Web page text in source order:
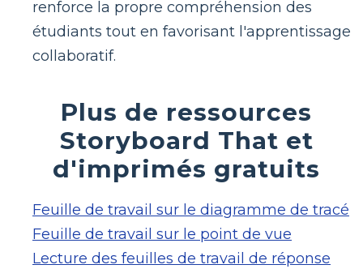
renforce la propre compréhension des
étudiants tout en favorisant l'apprentissage
collaboratif.
Plus de ressources
Storyboard That et
d'imprimés gratuits
Feuille de travail sur le diagramme de tracé
Feuille de travail sur le point de vue
Lecture des feuilles de travail de réponse